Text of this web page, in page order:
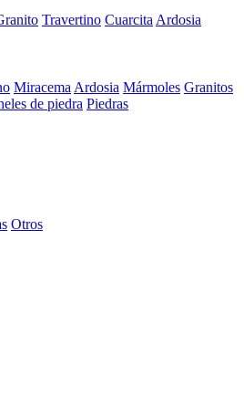
Travertino Cuarcita Ardosia
Miracema Ardosia Mármoles Granitos
de piedra Piedras
Otros